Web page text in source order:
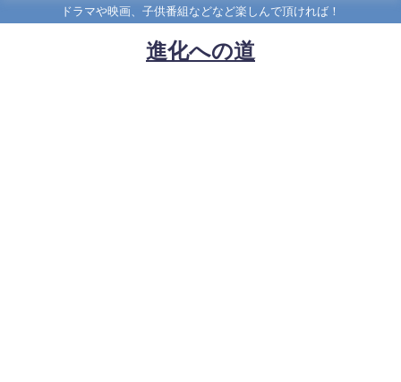
ドラマや映画、子供番組などなど楽しんで頂ければ！
進化への道